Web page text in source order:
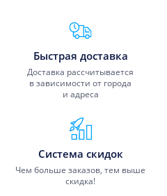
Преимущества
Быстрая доставка
Доставка рассчитывается
в зависимости от города
и адреса
Система скидок
Чем больше заказов, тем выше
скидка!